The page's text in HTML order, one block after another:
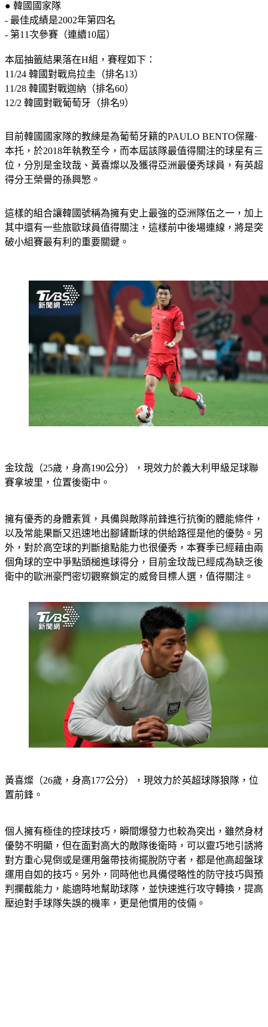
● 韓國國家隊
- 最佳成績是2002年第四名
- 第11次參賽（連續10屆）
本屆抽籤結果落在H組，賽程如下：
11/24 韓國對戰烏拉圭（排名13）
11/28 韓國對戰迦納（排名60）
12/2 韓國對戰葡萄牙（排名9）
目前韓國國家隊的教練是為葡萄牙籍的PAULO BENTO保羅·
本托，於2018年執教至今，而本屆該隊最值得關注的球星有三
位，分別是金玟哉、黃喜燦以及獲得亞洲最優秀球員，有英超
得分王榮譽的孫興慜。
這樣的組合讓韓國號稱為擁有史上最強的亞洲隊伍之一，加上
其中還有一些旅歐球員值得關注，這樣前中後場連線，將是突
破小組賽最有利的重要關鍵。
金玟哉 （25歲，身高190公分），現效力於義大利甲級足球聯
賽拿坡里，位置後衛中。
擁有優秀的身體素質，具備與敵隊前鋒進行抗衡的體能條件，
以及常能果斷又迅速地出腳鏟斷球的供給路徑是他的優勢。另
外，對於高空球的判斷搶點能力也很優秀，本賽季已經藉由兩
個角球的空中爭點頭槌進球得分，目前金玟哉已經成為缺乏後
衛中的歐洲豪門密切觀察鎖定的威脅目標人選，值得關注。
黃喜燦 （26歲，身高177公分），現效力於英超球隊狼隊，位
置前鋒。
個人擁有極佳的控球技巧，瞬間爆發力也較為突出，雖然身材
優勢不明顯，但在面對高大的敵隊後衛時，可以靈巧地引誘將
對方重心晃倒或是運用盤帶技術擺脫防守者，都是他高超盤球
運用自如的技巧。另外，同時他也具備侵略性的防守技巧與預
判攔截能力，能適時地幫助球隊，並快速進行攻守轉換，提高
壓迫對手球隊失誤的機率，更是他慣用的伎倆。